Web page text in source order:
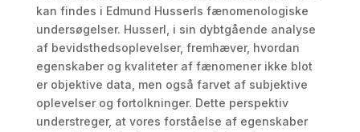
kan findes i Edmund Husserls fænomenologiske
undersøgelser. Husserl, i sin dybtgående analyse
af bevidsthedsoplevelser, fremhæver, hvordan
egenskaber og kvaliteter af fænomener ikke blot
er objektive data, men også farvet af subjektive
oplevelser og fortolkninger. Dette perspektiv
understreger, at vores forståelse af egenskaber